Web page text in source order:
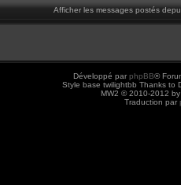
Afficher les messages postés
Développé par phpBB®
Style base twilightbb Thanks to
MW2 © 2010-2012 by
Traduction par